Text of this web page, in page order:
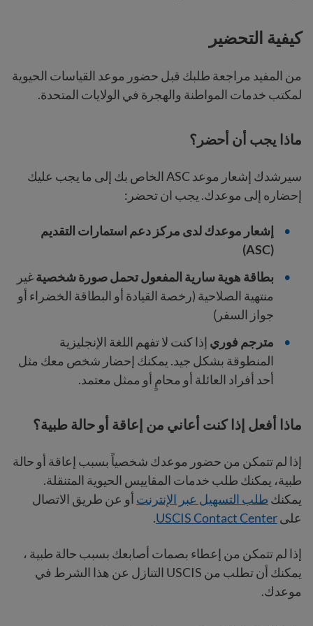
كيفية التحضير
من المفيد مراجعة طلبك قبل حضور موعد القياسات الحيوية
لمكتب خدمات المواطنة والهجرة في الولايات المتحدة.
ماذا يجب أن أحضر؟
سيرشدك إشعار موعد ASC الخاص بك إلى ما يجب عليك
إحضاره إلى موعدك. يجب ان تحضر:
إشعار موعدك لدى مركز دعم استمارات التقديم
(ASC)
بطاقة هوية سارية المفعول تحمل صورة شخصيةغير
منتهية الصلاحية (رخصة القيادة أو البطاقة الخضراء أو
جواز السفر)
مترجم فوري إذا كنت لا تفهم اللغة الإنجليزية
المنطوقة بشكل جيد. يمكنك إحضار شخص معك مثل
أحد أفراد العائلة أو محامٍ أو ممثل معتمد.
ماذا أفعل إذا كنت أعاني من إعاقة أو حالة طبية؟
إذا لم تتمكن من حضور موعدك شخصياً بسبب إعاقة أو حالة
طبية، يمكنك طلب خدمات المقاييس الحيوية المتنقلة.
يمكنك طلب التسهيل عبر الإنترنت أو عن طريق الاتصال
علىUSCIS Contact Center
.
إذا لم تتمكن من إعطاء بصمات أصابعك بسبب حالة طبية ،
يمكنك أن تطلب من USCIS التنازل عن هذا الشرط في
موعدك.